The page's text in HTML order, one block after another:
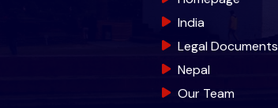
India
Legal Documents
Nepal
Our Team